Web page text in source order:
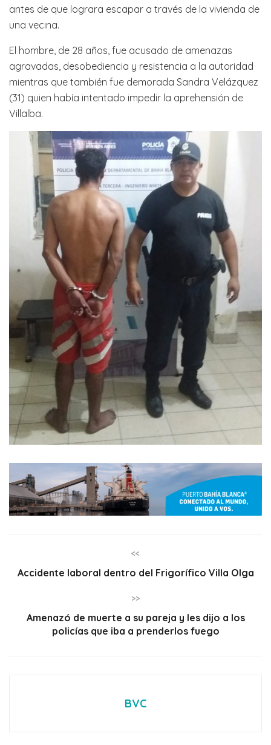
antes de que lograra escapar a través de la vivienda de
una vecina.
El hombre, de 28 años, fue acusado de amenazas
agravadas, desobediencia y resistencia a la autoridad
mientras que también fue demorada Sandra Velázquez
(31) quien había intentado impedir la aprehensión de
Villalba.
<<
Accidente laboral dentro del Frigorífico Villa Olga
>>
Amenazó de muerte a su pareja y les dijo a los
policías que iba a prenderlos fuego
BVC